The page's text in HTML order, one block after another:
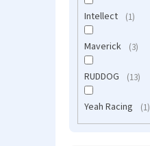
Intellect 1
Maverick 3
RUDDOG 13
Yeah Racing 1